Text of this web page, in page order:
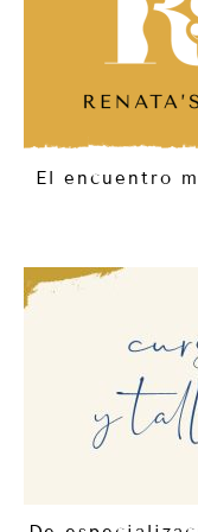
El encuentro